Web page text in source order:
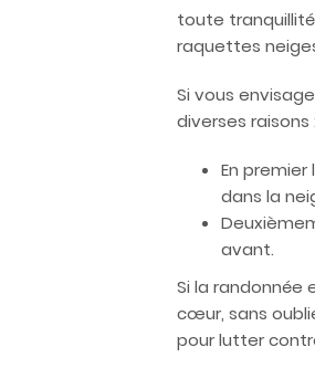
toute
raquettes
Si vous
diverses raisons :
En
dans la
avant.
Si la randonnée
cœur, sans
pour lutter